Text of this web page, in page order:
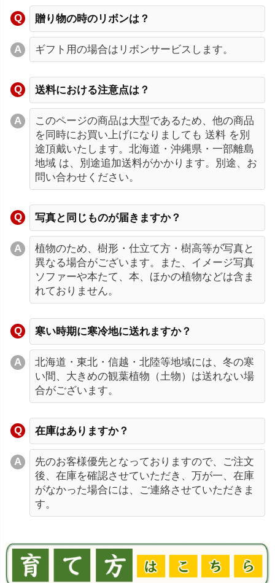
贈り物の時のリボンは？
ギフト用の場合はリボンサービスします。
送料における注意点は？
このページの商品は大型であるため、他の商品
を同時にお買い上げになりましても 送料 を別
途頂戴いたします。北海道・沖縄県・一部離島
地域 は、別途追加送料がかかります。別途、お
問い合わせください。
写真と同じものが届きますか？
植物のため、樹形・仕立て方・樹高等が写真と
異なる場合がございます。また、イメージ写真
ソファーや本たて、本、ほかの植物などは含ま
れておりません。
寒い時期に寒冷地に送れますか？
北海道・東北・信越・北陸等地域には、冬の寒
い間、大きめの観葉植物（土物）は送れない場
合がございます。
在庫はありますか？
先のお客様優先となっておりますので、ご注文
後、在庫を確認させていただき、万が一、在庫
がなかった場合には、ご連絡させていただきま
す。